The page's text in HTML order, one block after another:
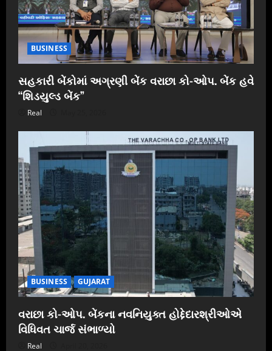
BUSINESS
સહકારી બેંકોમાં અગ્રણી બેંક વરાછા કો-ઓપ. બેંક હવે
“શિડયુલ્ડ બેંક”
Real
BUSINESS GUJARAT
વરાછા કો-ઓપ. બેંકના નવનિયુક્ત હોદ્દેદારશ્રીઓએ
વિધિવત ચાર્જ સંભાળ્યો
Real